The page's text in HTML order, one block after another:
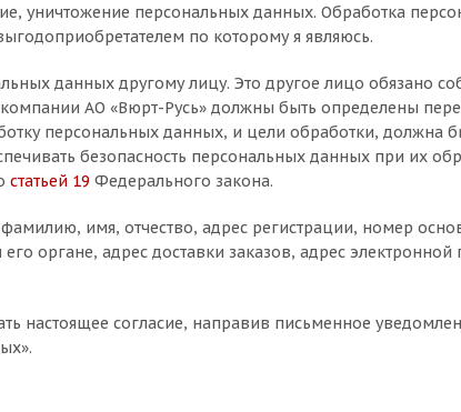
уничтожение персональных данных. Обработка
по которому я являюсь.
данных другому лицу. Это другое лицо обязано
АО «Вюрт-Русь» должны быть определены
персональных данных, и цели обработки, должна
безопасность персональных данных при их
статьей 19 Федерального закона.
имя, отчество, адрес регистрации, номер
органе, адрес доставки заказов, адрес электронной
настоящее согласие, направив письменное